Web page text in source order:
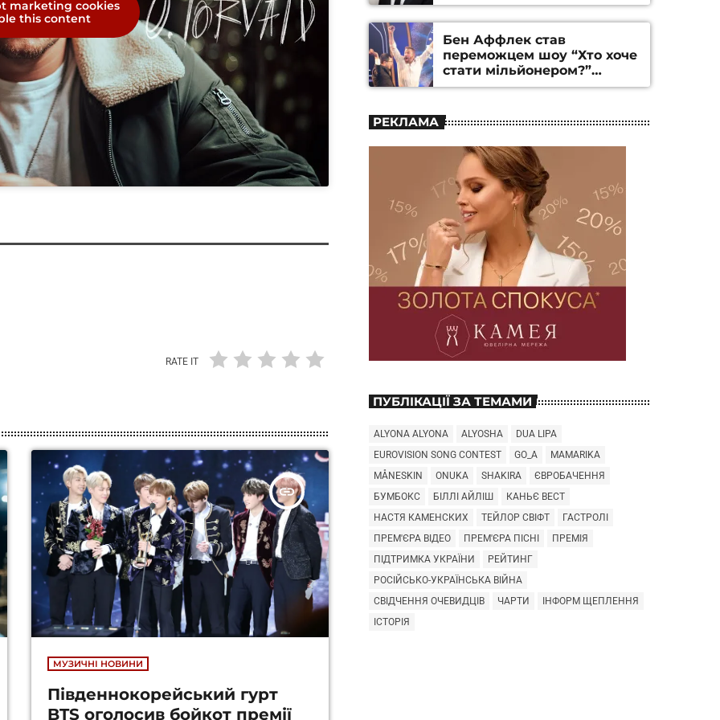
marketing cookies
this content
RATE IT
insert_link
МУЗИЧНІ НОВИНИ
Південнокорейський гурт
BTS оголосив бойкот премії
Бен Аффлек став
переможцем шоу “Хто хоче
стати мільйонером?”
(ВІДЕО)
РЕКЛАМА
ПУБЛІКАЦІЇ ЗА ТЕМАМИ
ALYONA ALYONA ALYOSHA
DUA LIPA
EUROVISION SONG CONTEST
GO_A
MAMARIKA
MÅNESKIN
ONUKA SHAKIRA
ЄВРОБАЧЕННЯ
БУМБОКС
БІЛЛІ АЙЛІШ
КАНЬЄ ВЕСТ
НАСТЯ КАМЕНСКИХ
ТЕЙЛОР СВІФТ
ГАСТРОЛІ
ПРЕМ'ЄРА ВІДЕО
ПРЕМ'ЄРА ПІСНІ
ПРЕМІЯ
ПІДТРИМКА УКРАЇНИ
РЕЙТИНГ
РОСІЙСЬКО-УКРАЇНСЬКА ВІЙНА
СВІДЧЕННЯ ОЧЕВИДЦІВ
ЧАРТИ
ІНФОРМ ЩЕПЛЕННЯ
ІСТОРІЯ